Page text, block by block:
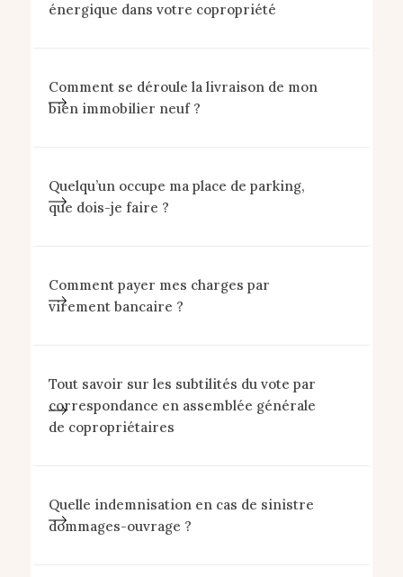
énergique dans votre copropriété
Comment se déroule la livraison de mon
bien immobilier neuf ?
Quelqu’un occupe ma place de parking,
que dois-je faire ?
Comment payer mes charges par
virement bancaire ?
Tout savoir sur les subtilités du vote par
correspondance en assemblée générale
de copropriétaires
Quelle indemnisation en cas de sinistre
dommages-ouvrage ?